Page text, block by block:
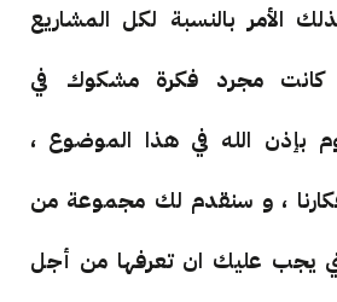
الأمر بالنسبة لكل المشاريع
كانت مجرد فكرة مشكوك في
بإذن الله في هذا الموضوع ،
، و سنقدم لك مجموعة من
يجب عليك ان تعرفها من أجل